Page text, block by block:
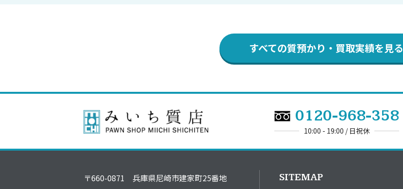
すべての質預かり・買取実績を見る
0120-968-358
10:00 - 19:00 / 日祝休
〒660-0871 兵庫県尼崎市建家町25番地
SITEMAP